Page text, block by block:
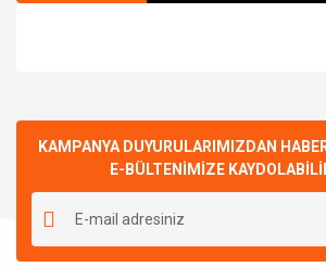
Yorum Yaz
kullanarak tarafımıza iletebilirsiniz.
Görüş ve önerileriniz için teşekkür ederiz.
Ürün resmi kalitesiz, bozuk veya
Ürün açıklamasında eksik bilgiler
Ürün bilgilerinde hatalar bulunuyor.
KAMPANYA DUYURULARIMIZDAN
E-BÜLTENİMİZE